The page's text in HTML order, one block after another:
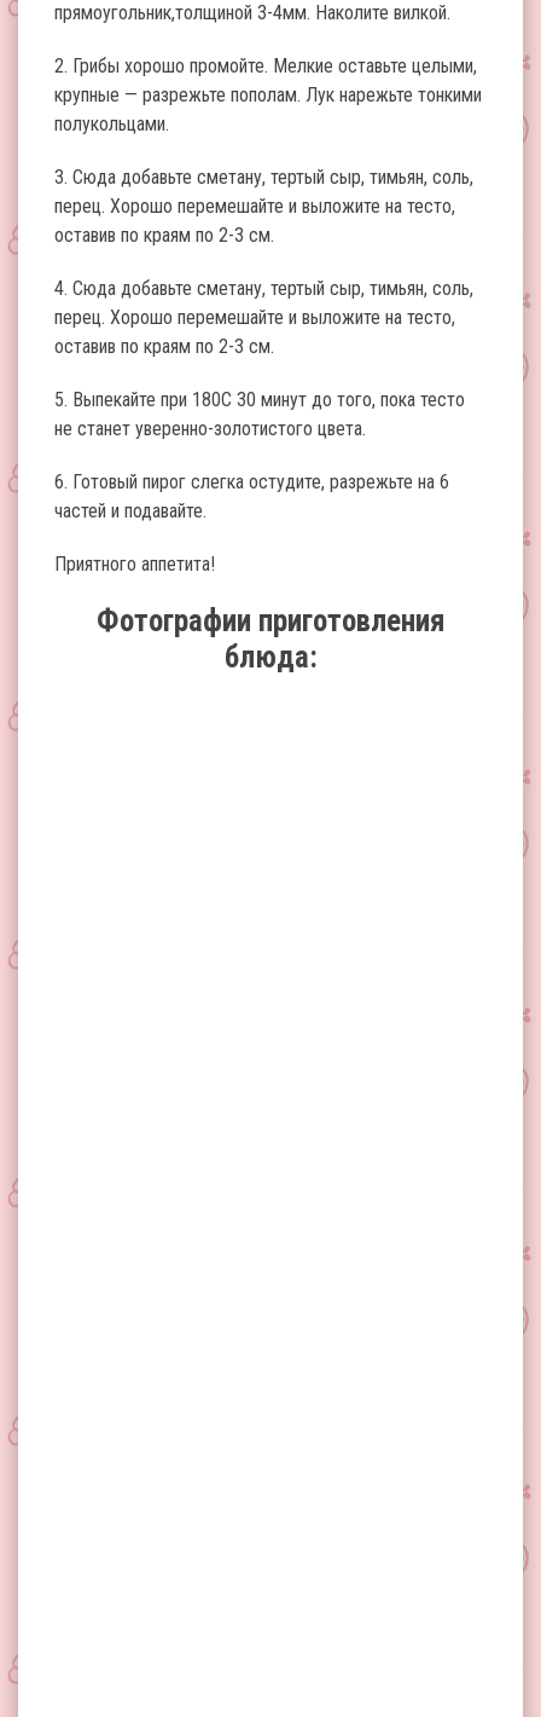
прямоугольник,толщиной 3-4мм. Наколите вилкой.
2. Грибы хорошо промойте. Мелкие оставьте целыми,
крупные — разрежьте пополам. Лук нарежьте тонкими
полукольцами.
3. Сюда добавьте сметану, тертый сыр, тимьян, соль,
перец. Хорошо перемешайте и выложите на тесто,
оставив по краям по 2-3 см.
4. Сюда добавьте сметану, тертый сыр, тимьян, соль,
перец. Хорошо перемешайте и выложите на тесто,
оставив по краям по 2-3 см.
5. Выпекайте при 180С 30 минут до того, пока тесто
не станет уверенно-золотистого цвета.
6. Готовый пирог слегка остудите, разрежьте на 6
частей и подавайте.
Приятного аппетита!
Фотографии приготовления
блюда: